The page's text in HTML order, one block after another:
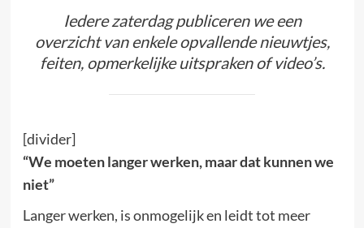
Iedere zaterdag publiceren we een
overzicht van enkele opvallende nieuwtjes,
feiten, opmerkelijke uitspraken of video’s.
[divider]
“We moeten langer werken, maar dat kunnen we
niet”
Langer werken, is onmogelijk en leidt tot meer